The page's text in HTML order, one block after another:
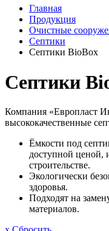
Главная
Продукция
Очистные
Септики
Септики BioBox
Септики
Компания «Европласт
высококачественные
Ёмкости под
доступной ценой,
строительстве.
Экологически
здоровья.
Подходят на
материалов.